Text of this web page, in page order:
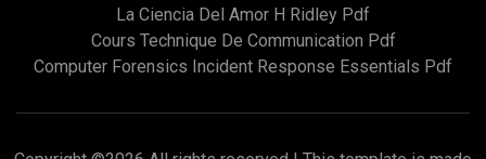
La Ciencia Del Amor H Ridley Pdf
Cours Technique De Communication Pdf
Computer Forensics Incident Response Essentials Pdf